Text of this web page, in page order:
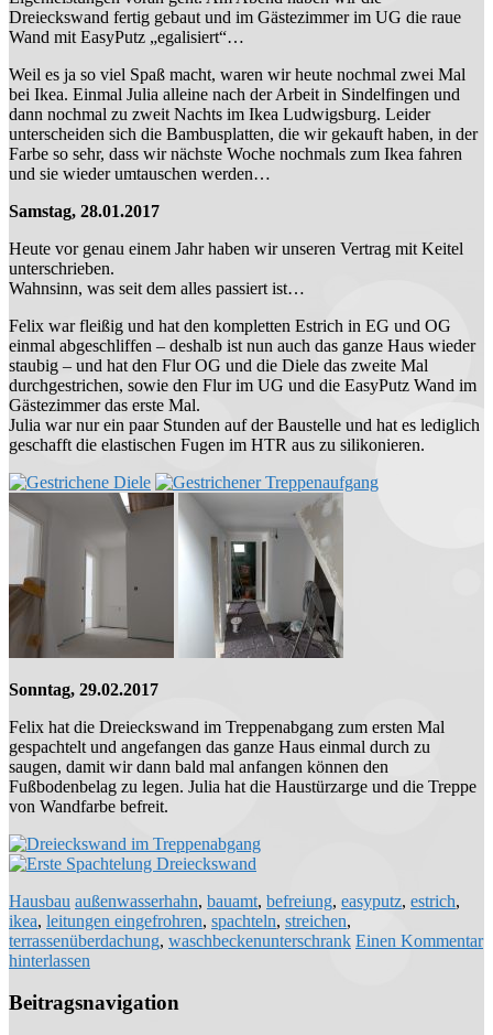
Dreieckswand fertig gebaut und im Gästezimmer im UG die raue
Wand mit EasyPutz „egalisiert“…
Weil es ja so viel Spaß macht, waren wir heute nochmal zwei Mal
bei Ikea. Einmal Julia alleine nach der Arbeit in Sindelfingen und
dann nochmal zu zweit Nachts im Ikea Ludwigsburg. Leider
unterscheiden sich die Bambusplatten, die wir gekauft haben, in der
Farbe so sehr, dass wir nächste Woche nochmals zum Ikea fahren
und sie wieder umtauschen werden…
Samstag, 28.01.2017
Heute vor genau einem Jahr haben wir unseren Vertrag mit Keitel
unterschrieben.
Wahnsinn, was seit dem alles passiert ist…
Felix war fleißig und hat den kompletten Estrich in EG und OG
einmal abgeschliffen – deshalb ist nun auch das ganze Haus wieder
staubig – und hat den Flur OG und die Diele das zweite Mal
durchgestrichen, sowie den Flur im UG und die EasyPutz Wand im
Gästezimmer das erste Mal.
Julia war nur ein paar Stunden auf der Baustelle und hat es lediglich
geschafft die elastischen Fugen im HTR aus zu silikonieren.
Sonntag, 29.02.2017
Felix hat die Dreieckswand im Treppenabgang zum ersten Mal
gespachtelt und angefangen das ganze Haus einmal durch zu
saugen, damit wir dann bald mal anfangen können den
Fußbodenbelag zu legen. Julia hat die Haustürzarge und die Treppe
von Wandfarbe befreit.
Hausbau außenwasserhahn, bauamt, befreiung, easyputz, estrich,
ikea, leitungen eingefrohren, spachteln, streichen,
terrassenüberdachung, waschbeckenunterschrank Einen Kommentar
hinterlassen
Beitragsnavigation